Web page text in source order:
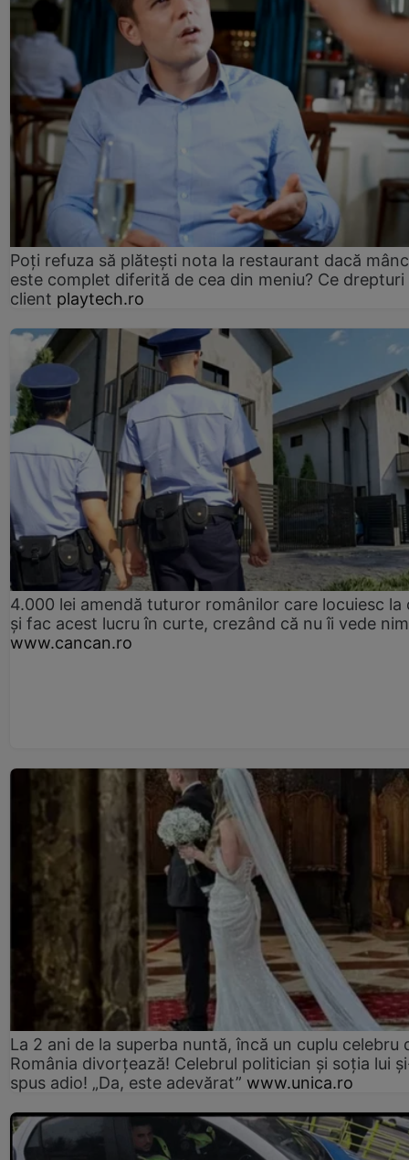
Poți refuza să plătești nota la restaurant dacă
este complet diferită de cea din meniu? Ce drepturi
client playtech.ro
4.000 lei amendă tuturor românilor care locuiesc la
și fac acest lucru în curte, crezând că nu îi vede
www.cancan.ro
La 2 ani de la superba nuntă, încă un cuplu celebru
România divorțează! Celebrul politician și soția lui
spus adio! „Da, este adevărat” www.unica.ro